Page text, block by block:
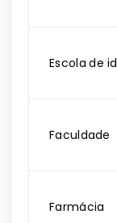
Escola de
Faculdade
Farmácia